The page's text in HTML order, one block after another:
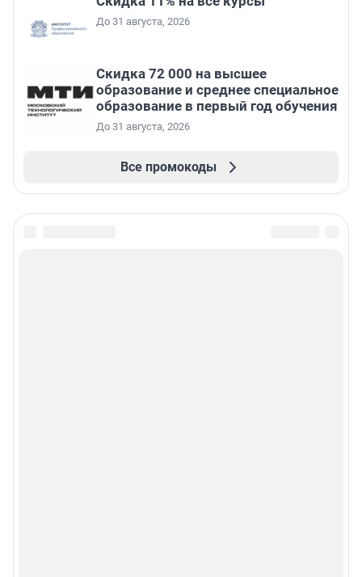
До 31 августа, 2026
Скидка 72 000 на высшее
образование и среднее специальное
образование в первый год обучения
До 31 августа, 2026
Все промокоды